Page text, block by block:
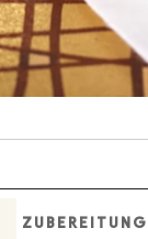
ZUBEREITUNG